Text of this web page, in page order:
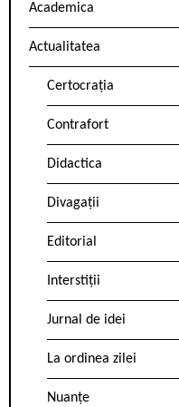
Academica
Actualitatea
Certocrația
Contrafort
Didactica
Divagații
Editorial
Interstiții
Jurnal de idei
La ordinea zilei
Nuanțe